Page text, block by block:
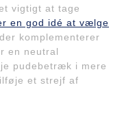
vigtigt at tage
en god idé at vælge
der komplementerer
en neutral
pudebetræk i mere
et strejf af